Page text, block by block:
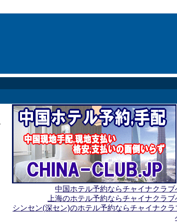
中国ホテル予約ならチャイナクラブ
上海のホテル予約ならチャイナクラブ
シンセン(深セン)のホテル予約ならチャイナクラ